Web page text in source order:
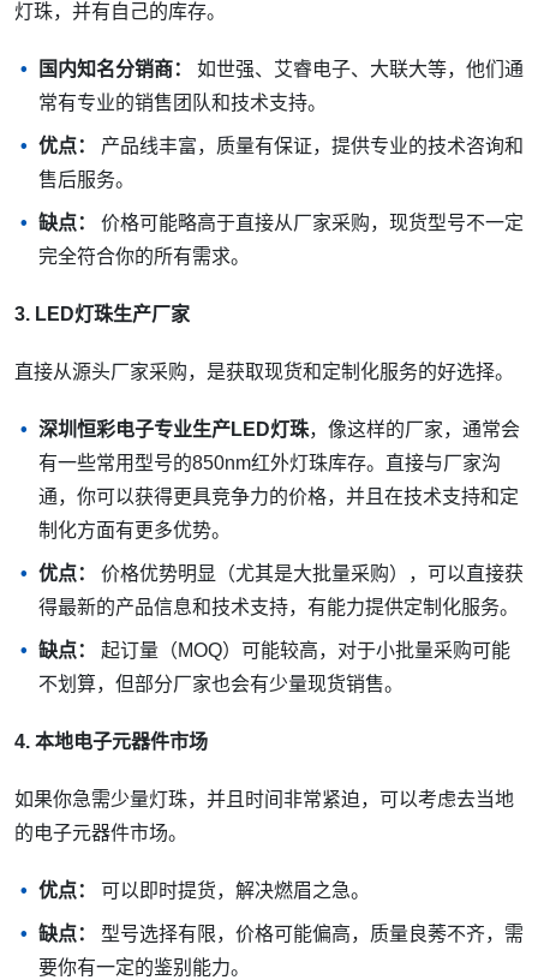
灯珠，并有自己的库存。
国内知名分销商：
如世强、艾睿电子、大联大等，他们通
常有专业的销售团队和技术支持。
优点：
产品线丰富，质量有保证，提供专业的技术咨询和
售后服务。
缺点：
价格可能略高于直接从厂家采购，现货型号不一定
完全符合你的所有需求。
3. LED灯珠生产厂家
直接从源头厂家采购，是获取现货和定制化服务的好选择。
深圳恒彩电子专业生产LED灯珠，像这样的厂家，通常会
有一些常用型号的850nm红外灯珠库存。直接与厂家沟
通，你可以获得更具竞争力的价格，并且在技术支持和定
制化方面有更多优势。
优点：
价格优势明显（尤其是大批量采购），可以直接获
得最新的产品信息和技术支持，有能力提供定制化服务。
缺点：
起订量（MOQ）可能较高，对于小批量采购可能
不划算，但部分厂家也会有少量现货销售。
4. 本地电子元器件市场
如果你急需少量灯珠，并且时间非常紧迫，可以考虑去当地
的电子元器件市场。
优点： 可以即时提货，解决燃眉之急。
缺点：
型号选择有限，价格可能偏高，质量良莠不齐，需
要你有一定的鉴别能力。